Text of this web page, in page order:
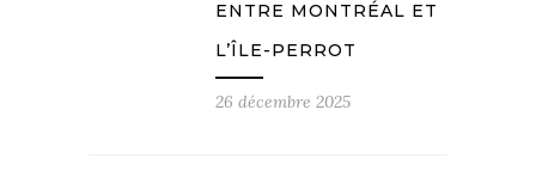
ENTRE MONTRÉAL ET
L’ÎLE-PERROT
26 décembre 2025